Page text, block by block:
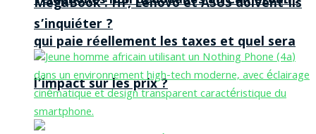
qui paie réellement les taxes et quel sera
l’impact sur les prix ?
MegaBook : HP, Lenovo et ASUS doivent-ils
s’inquiéter ?